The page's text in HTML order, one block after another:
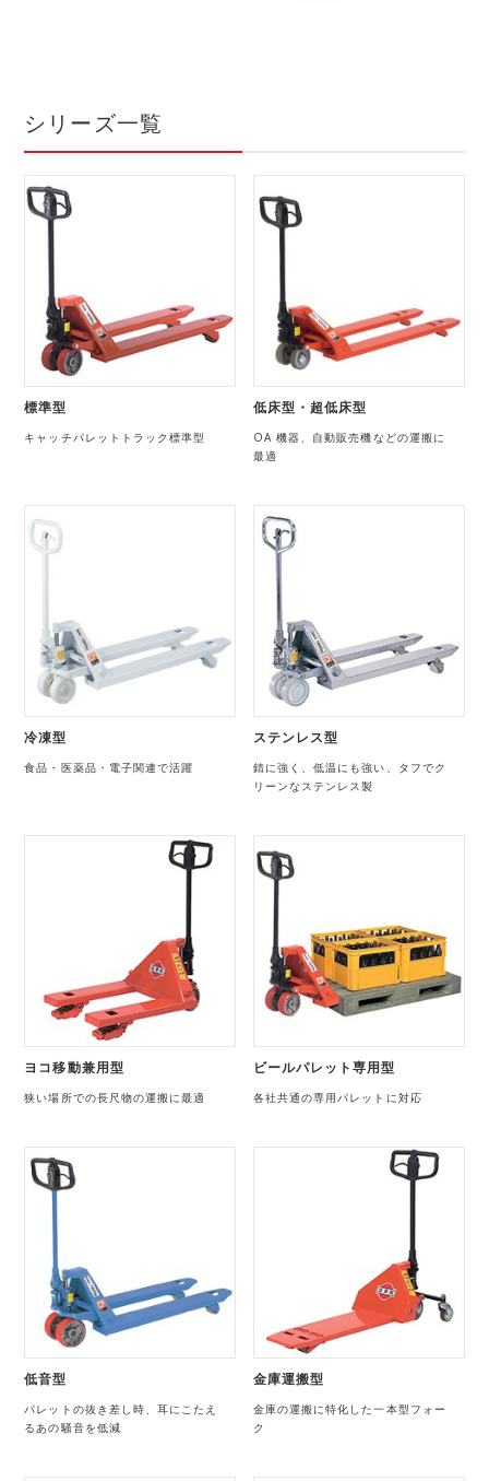
シリーズ一覧
標準型
キャッチパレットトラック標準型
低床型・超低床型
OA 機器、自動販売機などの運搬に
最適
冷凍型
食品・医薬品・電子関連で活躍
ステンレス型
錆に強く、低温にも強い、タフでク
リーンなステンレス製
ヨコ移動兼用型
狭い場所での長尺物の運搬に最適
ビールパレット専用型
各社共通の専用パレットに対応
低音型
パレットの抜き差し時、耳にこたえ
るあの騒音を低減
金庫運搬型
金庫の運搬に特化した一本型フォー
ク